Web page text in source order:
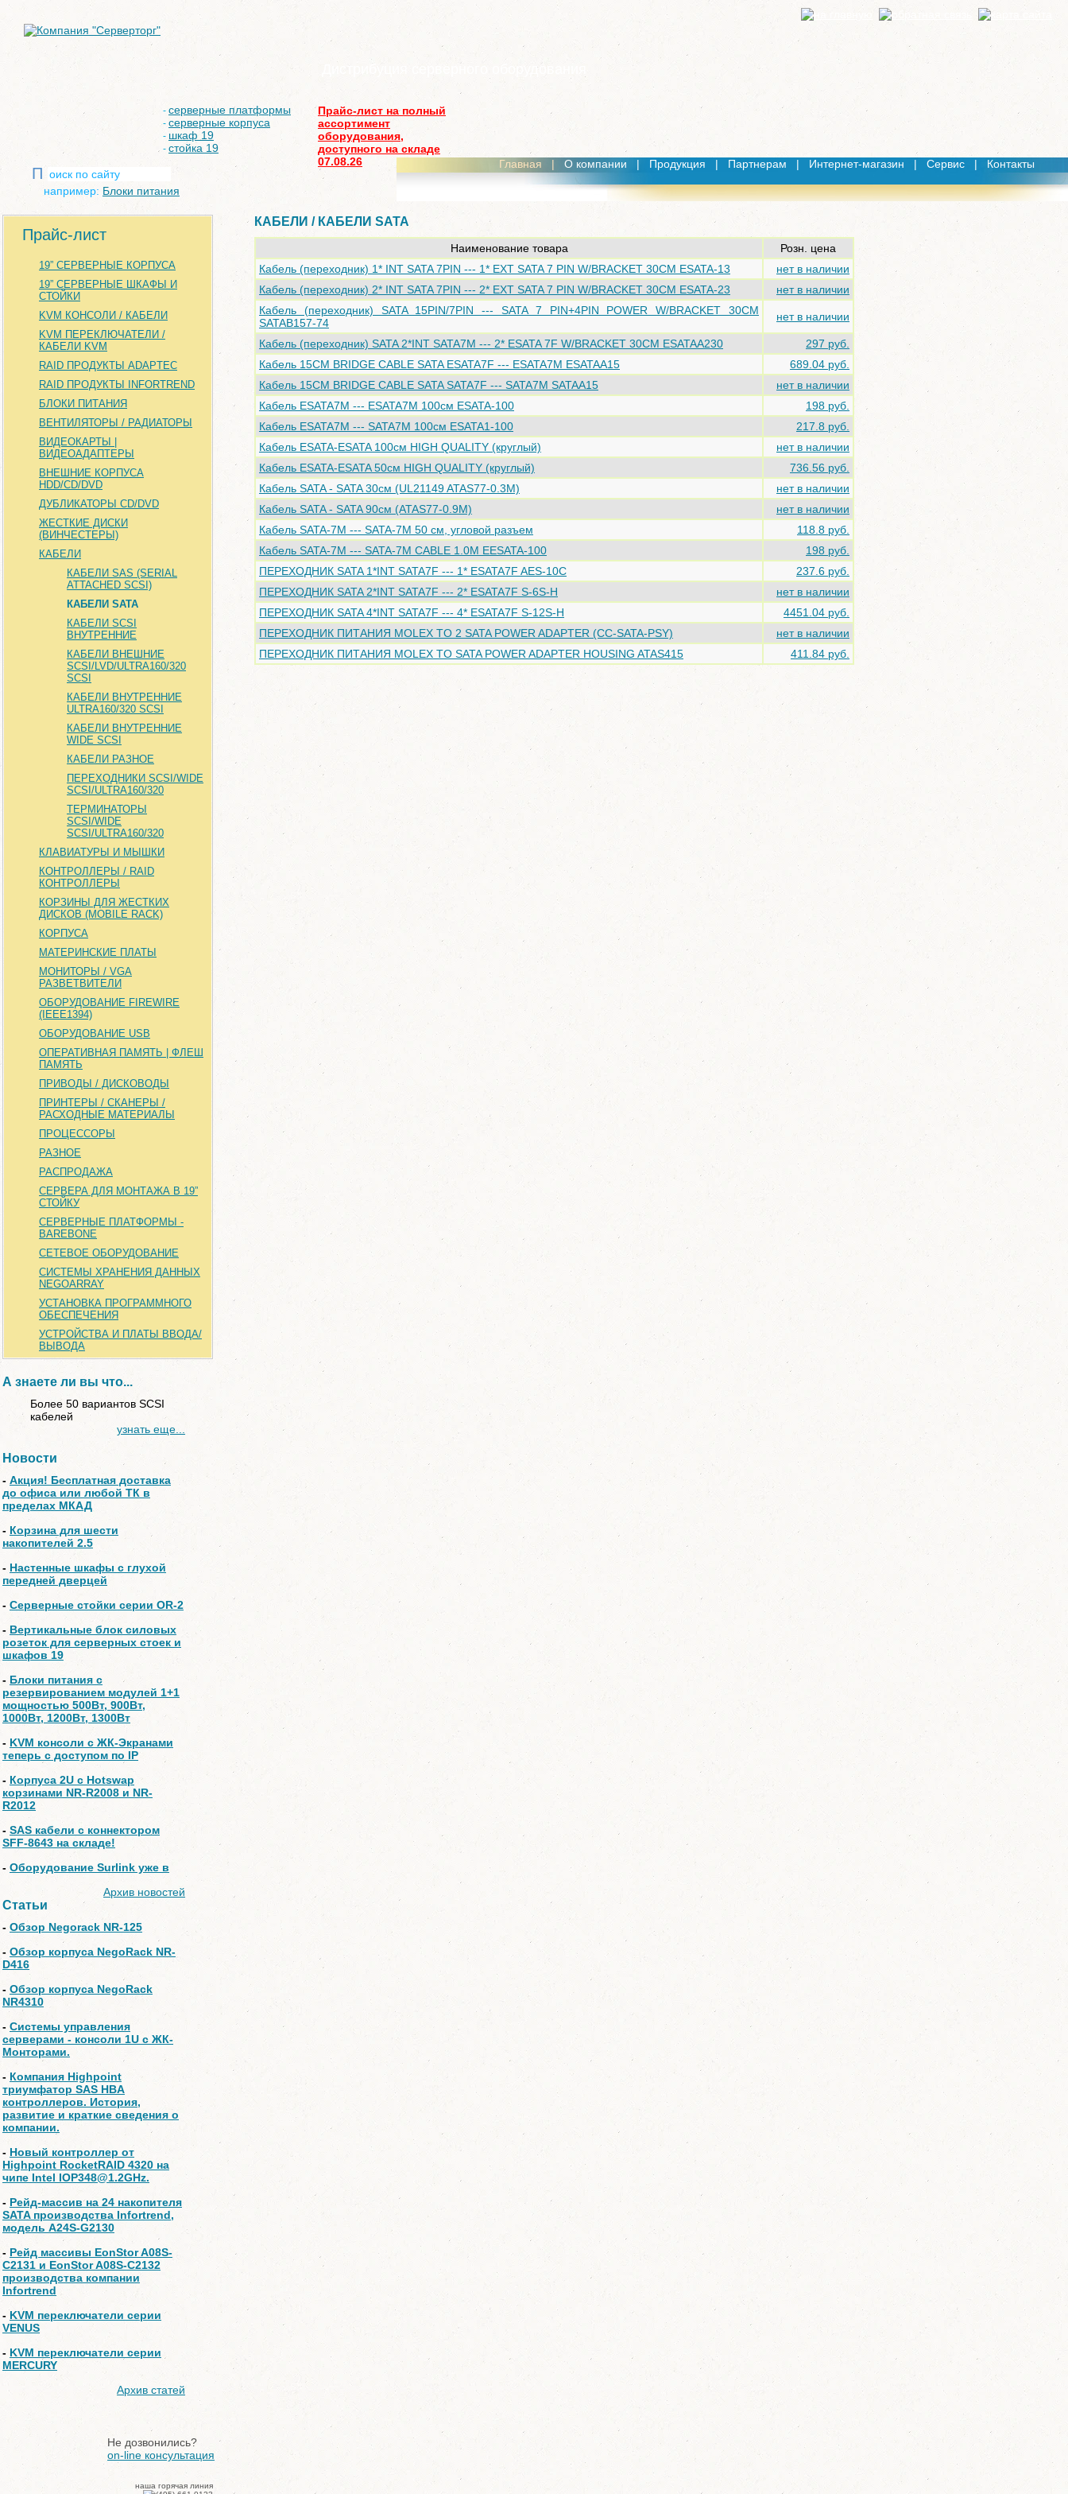
Дистрибуция серверного оборудования
- серверные платформы
- серверные корпуса
- шкаф 19
- стойка 19
Прайс-лист на полный
ассортимент
оборудования,
доступного на складе
07.08.26
П
например: Блоки питания
Главная | О компании | Продукция | Партнерам | Интернет-магазин | Сервис | Контакты
Прайс-лист
19” СЕРВЕРНЫЕ КОРПУСА
19” СЕРВЕРНЫЕ ШКАФЫ И
СТОЙКИ
KVM КОНСОЛИ / КАБЕЛИ
KVM ПЕРЕКЛЮЧАТЕЛИ /
КАБЕЛИ KVM
RAID ПРОДУКТЫ ADAPTEC
RAID ПРОДУКТЫ INFORTREND
БЛОКИ ПИТАНИЯ
ВЕНТИЛЯТОРЫ / РАДИАТОРЫ
ВИДЕОКАРТЫ |
ВИДЕОАДАПТЕРЫ
ВНЕШНИЕ КОРПУСА
HDD/CD/DVD
ДУБЛИКАТОРЫ CD/DVD
ЖЕСТКИЕ ДИСКИ
(ВИНЧЕСТЕРЫ)
КАБЕЛИ
КАБЕЛИ SAS (SERIAL
ATTACHED SCSI)
КАБЕЛИ SATA
КАБЕЛИ SCSI
ВНУТРЕННИЕ
КАБЕЛИ ВНЕШНИЕ
SCSI/LVD/ULTRA160/320
SCSI
КАБЕЛИ ВНУТРЕННИЕ
ULTRA160/320 SCSI
КАБЕЛИ ВНУТРЕННИЕ
WIDE SCSI
КАБЕЛИ РАЗНОЕ
ПЕРЕХОДНИКИ SCSI/WIDE
SCSI/ULTRA160/320
ТЕРМИНАТОРЫ
SCSI/WIDE
SCSI/ULTRA160/320
КЛАВИАТУРЫ И МЫШКИ
КОНТРОЛЛЕРЫ / RAID
КОНТРОЛЛЕРЫ
КОРЗИНЫ ДЛЯ ЖЕСТКИХ
ДИСКОВ (MOBILE RACK)
КОРПУСА
МАТЕРИНСКИЕ ПЛАТЫ
МОНИТОРЫ / VGA
РАЗВЕТВИТЕЛИ
ОБОРУДОВАНИЕ FIREWIRE
(IEEE1394)
ОБОРУДОВАНИЕ USB
ОПЕРАТИВНАЯ ПАМЯТЬ | ФЛЕШ
ПАМЯТЬ
ПРИВОДЫ / ДИСКОВОДЫ
ПРИНТЕРЫ / СКАНЕРЫ /
РАСХОДНЫЕ МАТЕРИАЛЫ
ПРОЦЕССОРЫ
РАЗНОЕ
РАСПРОДАЖА
СЕРВЕРА ДЛЯ МОНТАЖА В 19”
СТОЙКУ
СЕРВЕРНЫЕ ПЛАТФОРМЫ -
BAREBONE
СЕТЕВОЕ ОБОРУДОВАНИЕ
СИСТЕМЫ ХРАНЕНИЯ ДАННЫХ
NEGOARRAY
УСТАНОВКА ПРОГРАММНОГО
ОБЕСПЕЧЕНИЯ
УСТРОЙСТВА И ПЛАТЫ ВВОДА/
ВЫВОДА
А знаете ли вы что...
Более 50 вариантов SCSI
кабелей
узнать еще...
Новости
- Акция! Бесплатная доставка
до офиса или любой ТК в
пределах МКАД
- Корзина для шести
накопителей 2.5
- Настенные шкафы с глухой
передней дверцей
- Серверные стойки серии OR-2
- Вертикальные блок силовых
розеток для серверных стоек и
шкафов 19
- Блоки питания с
резервированием модулей 1+1
мощностью 500Вт, 900Вт,
1000Вт, 1200Вт, 1300Вт
- KVM консоли с ЖК-Экранами
теперь с доступом по IP
- Корпуса 2U с Hotswap
корзинами NR-R2008 и NR-
R2012
- SAS кабели с коннектором
SFF-8643 на складе!
- Оборудование Surlink уже в
Архив новостей
Статьи
- Обзор Negorack NR-125
- Обзор корпуса NegoRack NR-
D416
- Обзор корпуса NegoRack
NR4310
- Системы управления
серверами - консоли 1U с ЖК-
Монторами.
- Компания Highpoint
триумфатор SAS HBA
контроллеров. История,
развитие и краткие сведения о
компании.
- Новый контроллер от
Highpoint RocketRAID 4320 на
чипе Intel IOP348@1.2GHz.
- Рейд-массив на 24 накопителя
SATA производства Infortrend,
модель A24S-G2130
- Рейд массивы EonStor A08S-
C2131 и EonStor A08S-C2132
производства компании
Infortrend
- KVM переключатели серии
VENUS
- KVM переключатели серии
MERCURY
Архив статей
КАБЕЛИ / КАБЕЛИ SATA
Наименование товара
Розн. цена
Кабель (переходник) 1* INT SATA 7PIN --- 1* EXT SATA 7 PIN W/BRACKET 30CM ESATA-13
нет в наличии
Кабель (переходник) 2* INT SATA 7PIN --- 2* EXT SATA 7 PIN W/BRACKET 30CM ESATA-23
нет в наличии
Кабель (переходник) SATA 15PIN/7PIN --- SATA 7 PIN+4PIN POWER W/BRACKET 30CM
SATAB157-74
нет в наличии
Кабель (переходник) SATA 2*INT SATA7M --- 2* ESATA 7F W/BRACKET 30CM ESATAA230
297 руб.
Кабель 15CM BRIDGE CABLE SATA ESATA7F --- ESATA7M ESATAA15
689.04 руб.
Кабель 15CM BRIDGE CABLE SATA SATA7F --- SATA7M SATAA15
нет в наличии
Кабель ESATA7M --- ESATA7M 100см ESATA-100
198 руб.
Кабель ESATA7M --- SATA7M 100см ESATA1-100
217.8 руб.
Кабель ESATA-ESATA 100см HIGH QUALITY (круглый)
нет в наличии
Кабель ESATA-ESATA 50см HIGH QUALITY (круглый)
736.56 руб.
Кабель SATA - SATA 30см (UL21149 ATAS77-0.3M)
нет в наличии
Кабель SATA - SATA 90см (ATAS77-0.9M)
нет в наличии
Кабель SATA-7M --- SATA-7M 50 см, угловой разъем
118.8 руб.
Кабель SATA-7M --- SATA-7M CABLE 1.0M EESATA-100
198 руб.
ПЕРЕХОДНИК SATA 1*INT SATA7F --- 1* ESATA7F AES-10C
237.6 руб.
ПЕРЕХОДНИК SATA 2*INT SATA7F --- 2* ESATA7F S-6S-H
нет в наличии
ПЕРЕХОДНИК SATA 4*INT SATA7F --- 4* ESATA7F S-12S-H
4451.04 руб.
ПЕРЕХОДНИК ПИТАНИЯ MOLEX TO 2 SATA POWER ADAPTER (CC-SATA-PSY)
нет в наличии
ПЕРЕХОДНИК ПИТАНИЯ MOLEX TO SATA POWER ADAPTER HOUSING ATAS415
411.84 руб.
Не дозвонились?
on-line консультация
наша горячая линия